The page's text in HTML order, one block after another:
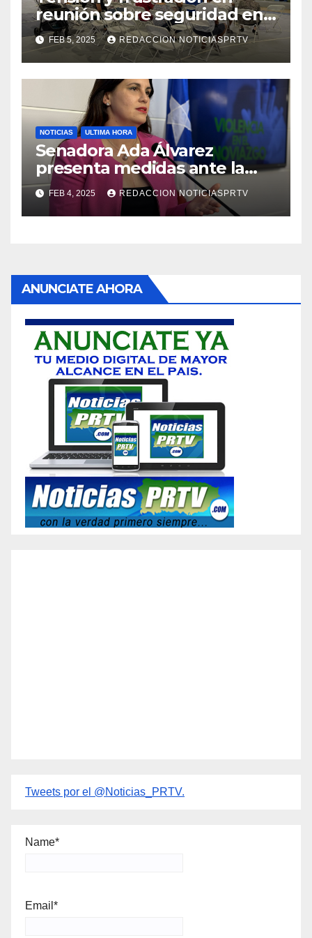
reunión sobre seguridad en
Reparto Metropolitano
FEB 5, 2025 REDACCION NOTICIASPRTV
NOTICIAS ULTIMA HORA
Senadora Ada Álvarez
presenta medidas ante la
violencia en el noviazgo
FEB 4, 2025 REDACCION NOTICIASPRTV
ANUNCIATE AHORA
Tweets por el @Noticias_PRTV.
Name*
Email*